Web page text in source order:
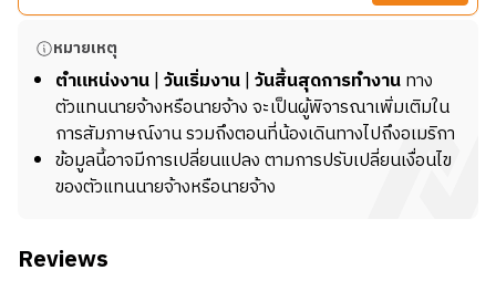
คุณสมบัติ
บุคลิกดี ยิ้มแย้ม และรักงานบริการ
สามารถสื่อสารภาษาอังกฤษได้ในระดับดี
กล้าแสดงออก และทำงานเป็นทีมได้
*ข้อมูลนี้อาจมีการเปลี่ยนแปลง ขึ้นอยู่กับนายจ้าง
หน้าที่และความรับผิดชอบ
เก็บจาน แก้ว และอุปกรณ์หลังลูกค้ารับประทานอาหาร
ทำความสะอาดและจัดโต๊ะให้พร้อมสำหรับลูกค้ารายถัดไป
เติมน้ำหรืออุปกรณ์บนโต๊ะเมื่อลูกค้าต้องการ
ช่วยสนับสนุนทีมเสิร์ฟให้บริการได้อย่างราบรื่น
ดูแลความสะอาดโดยรวมภายในร้าน
ขยัน อดทน และมีความรับผิดชอบ
รายละเอียดงาน
Ruby Slipperร้านอาหารสไตล์ Southern Breakfast &
Brunch ชื่อดัง กำลังมองหา น้อง ๆ Work and Travel ที่ขยัน
คล่องแคล่ว และรักงานบริการ มาร่วมทีมทั้งหน้าร้านและหลัง
ร้าน เพื่อให้การบริการลูกค้าเป็นไปอย่างราบรื่นในเมือง
ชายทะเลยอดนิยม
นำอาหารจากครัวไปเสิร์ฟให้ลูกค้าอย่างถูกต้องและรวดเร็ว
หมายเหตุ
ตำแหน่งงาน|วันเริ่มงาน|วันสิ้นสุดการทำงานทาง
ตัวแทนนายจ้างหรือนายจ้าง จะเป็นผู้พิจารณาเพิ่มเติมใน
การสัมภาษณ์งาน รวมถึงตอนที่น้องเดินทางไปถึงอเมริกา
ข้อมูลนี้อาจมีการเปลี่ยนแปลง ตามการปรับเปลี่ยนเงื่อนไข
ของตัวแทนนายจ้างหรือนายจ้าง
Reviews